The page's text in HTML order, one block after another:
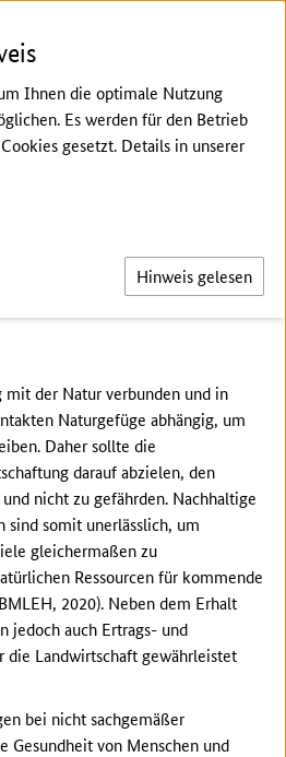
Seite
Klassifikation
der Natur verbunden und in
Naturgefüge abhängig, um
Daher sollte die
darauf abzielen, den
nicht zu gefährden. Nachhaltige
sind somit unerlässlich, um
gleichermaßen zu
Ressourcen für kommende
2020). Neben dem Erhalt
jedoch auch Ertrags- und
die Landwirtschaft gewährleistet
bei nicht sachgemäßer
Gesundheit von Menschen und
Ihnen die optimale Nutzung
Es werden für den Betrieb
gesetzt. Details in unserer
Hinweis gelesen